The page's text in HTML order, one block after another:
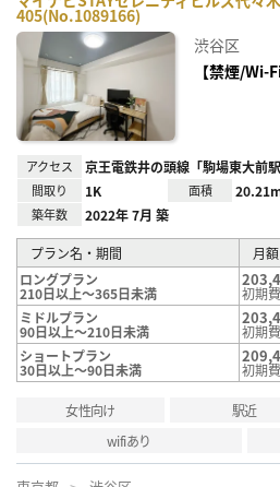
405(No.1089166)
渋谷区
【禁煙/Wi-
アクセス 京王電鉄井の頭線「駒場東大前
間取り 1K 面積
築年数 2022年 7月 築
プラン名・期間
月
ロングプラン
210日以上～365日未満
初期
ミドルプラン
90日以上～210日未満
初期
ショートプラン
30日以上～90日未満 初期
女性向け 駅近
wifiあり